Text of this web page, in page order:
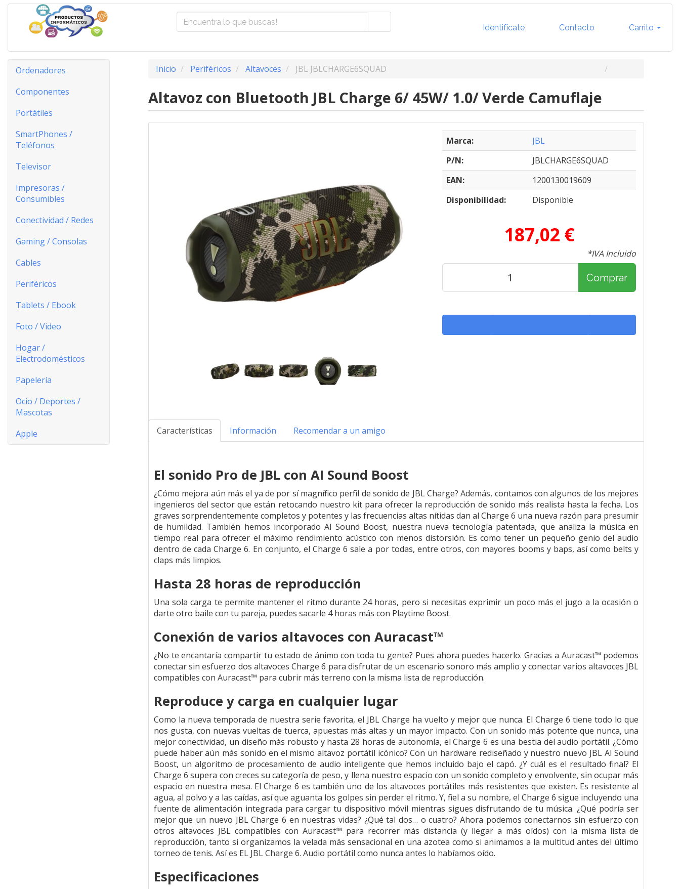
Identifícate Contacto Carrito
Ordenadores
Componentes
Portátiles
SmartPhones /
Teléfonos
Televisor
Impresoras /
Consumibles
Conectividad / Redes
Gaming / Consolas
Cables
Periféricos
Tablets / Ebook
Foto / Video
Hogar /
Electrodomésticos
Papelería
Ocio / Deportes /
Mascotas
Apple
Inicio Periféricos Altavoces JBL JBLCHARGE6SQUAD
Altavoz con Bluetooth JBL Charge 6/ 45W/ 1.0/ Verde Camuflaje
Marca:
JBL
P/N:
JBLCHARGE6SQUAD
EAN:
1200130019609
Disponibilidad:
Disponible
187,02 €
*IVA Incluido
Comprar
Características Información Recomendar a un amigo
El sonido Pro de JBL con AI Sound Boost
¿Cómo mejora aún más el ya de por sí magnífico perfil de sonido de JBL Charge? Además, contamos con algunos de los mejores
ingenieros del sector que están retocando nuestro kit para ofrecer la reproducción de sonido más realista hasta la fecha. Los
graves sorprendentemente completos y potentes y las frecuencias altas nítidas dan al Charge 6 una nueva razón para presumir
de humildad. También hemos incorporado AI Sound Boost, nuestra nueva tecnología patentada, que analiza la música en
tiempo real para ofrecer el máximo rendimiento acústico con menos distorsión. Es como tener un pequeño genio del audio
dentro de cada Charge 6. En conjunto, el Charge 6 sale a por todas, entre otros, con mayores booms y baps, así como belts y
claps más limpios.
Hasta 28 horas de reproducción
Una sola carga te permite mantener el ritmo durante 24 horas, pero si necesitas exprimir un poco más el jugo a la ocasión o
darte otro baile con tu pareja, puedes sacarle 4 horas más con Playtime Boost.
Conexión de varios altavoces con Auracast™
¿No te encantaría compartir tu estado de ánimo con toda tu gente? Pues ahora puedes hacerlo. Gracias a Auracast™ podemos
conectar sin esfuerzo dos altavoces Charge 6 para disfrutar de un escenario sonoro más amplio y conectar varios altavoces JBL
compatibles con Auracast™ para cubrir más terreno con la misma lista de reproducción.
Reproduce y carga en cualquier lugar
Como la nueva temporada de nuestra serie favorita, el JBL Charge ha vuelto y mejor que nunca. El Charge 6 tiene todo lo que
nos gusta, con nuevas vueltas de tuerca, apuestas más altas y un mayor impacto. Con un sonido más potente que nunca, una
mejor conectividad, un diseño más robusto y hasta 28 horas de autonomía, el Charge 6 es una bestia del audio portátil. ¿Cómo
puede haber aún más sonido en el mismo altavoz portátil icónico? Con un hardware rediseñado y nuestro nuevo JBL AI Sound
Boost, un algoritmo de procesamiento de audio inteligente que hemos incluido bajo el capó. ¿Y cuál es el resultado final? El
Charge 6 supera con creces su categoría de peso, y llena nuestro espacio con un sonido completo y envolvente, sin ocupar más
espacio en nuestra mesa. El Charge 6 es también uno de los altavoces portátiles más resistentes que existen. Es resistente al
agua, al polvo y a las caídas, así que aguanta los golpes sin perder el ritmo. Y, fiel a su nombre, el Charge 6 sigue incluyendo una
fuente de alimentación integrada para cargar tu dispositivo móvil mientras sigues disfrutando de tu música. ¿Qué podría ser
mejor que un nuevo JBL Charge 6 en nuestras vidas? ¿Qué tal dos… o cuatro? Ahora podemos conectarnos sin esfuerzo con
otros altavoces JBL compatibles con Auracast™ para recorrer más distancia (y llegar a más oídos) con la misma lista de
reproducción, tanto si organizamos la velada más sensacional en una azotea como si animamos a la multitud antes del último
torneo de tenis. Así es EL JBL Charge 6. Audio portátil como nunca antes lo habíamos oído.
Especificaciones